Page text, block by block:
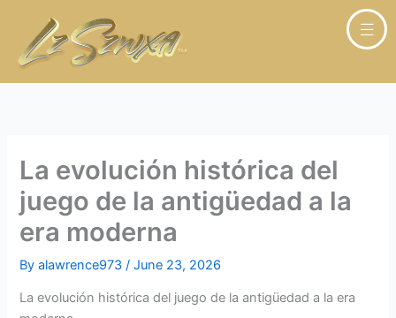
content
La evolución histórica del
juego de la antigüedad a la
era moderna
Byalawrence973 /June 23, 2026
La evolución histórica del juego de la antigüedad a la era